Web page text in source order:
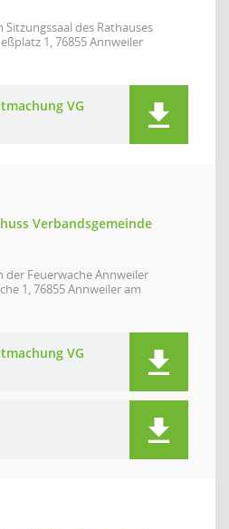
Sitzungssaal des Rathauses
1, 76855 Annweiler
VG
Verbandsgemeinde
der Feuerwache Annweiler
1, 76855 Annweiler am
VG